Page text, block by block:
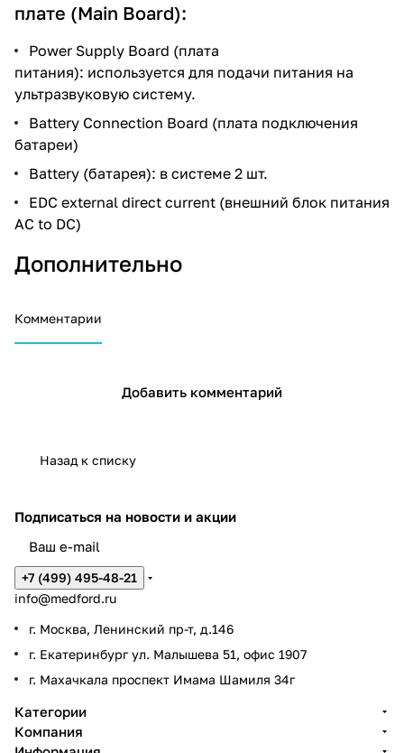
плате (Main Board):
Power Supply Board (плата
питания): используется для подачи питания на
ультразвуковую систему.
Battery Connection Board (плата подключения
батареи)
Battery (батарея): в системе 2 шт.
EDC external direct current (внешний блок питания
AC to DC)
Дополнительно
Комментарии
Добавить комментарий
Назад к списку
Подписаться на новости и акции
+7 (499) 495-48-21
info@medford.ru
г. Москва, Ленинский пр-т, д.146
г. Екатеринбург ул. Малышева 51, офис 1907
г. Махачкала проспект Имама Шамиля 34г
Категории
Компания